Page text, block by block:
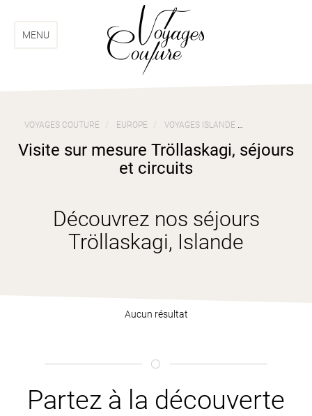
menu
contenuMENU
VOYAGES COUTURE EUROPE VOYAGES ISLANDE
Visite sur mesure Tröllaskagi, séjours
et circuits
Découvrez nos séjours
Tröllaskagi, Islande
Aucun résultat
Partez à la découverte